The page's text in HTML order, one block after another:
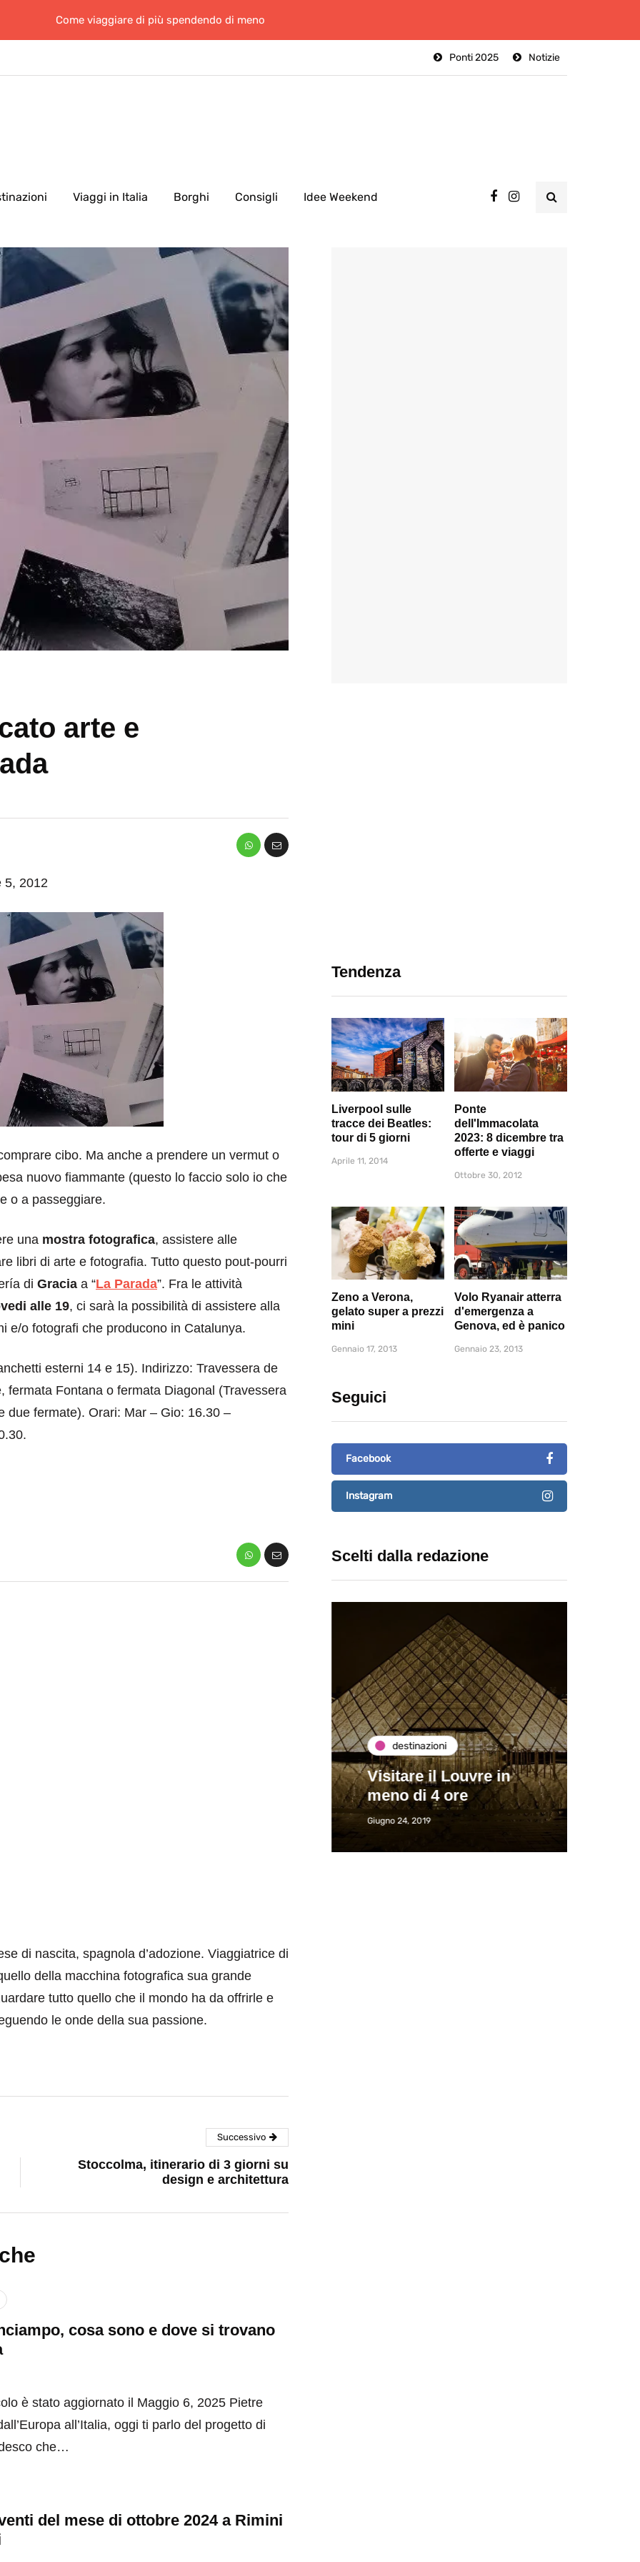
Come viaggiare di più spendendo di meno
Notizie
Ponti 2025
Viaggi in Italia Borghi Consigli Idee Weekend
arte e
5, 2012
cibo. Ma anche a prendere un vermut o
nuovo fiammante (questo lo faccio solo io che
o a passeggiare.
una mostra fotografica, assistere alle
libri di arte e fotografia. Tutto questo pout-pourri
di Gracia a “La Parada”. Fra le attività
alle 19, ci sarà la possibilità di assistere alla
e/o fotografi che producono in Catalunya.
esterni 14 e 15). Indirizzo: Travessera de
fermata Fontana o fermata Diagonal (Travessera
due fermate). Orari: Mar – Gio: 16.30 –
Tendenza
Liverpool sulle
tracce dei Beatles:
tour di 5 giorni
Aprile 11, 2014
Ponte
dell'Immacolata
2023: 8 dicembre tra
offerte e viaggi
Ottobre 30, 2012
Zeno a Verona,
gelato super a prezzi
mini
Gennaio 17, 2013
Volo Ryanair atterra
d'emergenza a
Genova, ed è panico
Gennaio 23, 2013
Seguici
Facebook
Instagram
Scelti dalla redazione
destinazioni
Visitare il Louvre in
meno di 4 ore
Giugno 24, 2019
di nascita, spagnola d’adozione. Viaggiatrice di
della macchina fotografica sua grande
tutto quello che il mondo ha da offrirle e
le onde della sua passione.
Successivo
Stoccolma, itinerario di 3 giorni su
design e architettura
cosa sono e dove si trovano
è stato aggiornato il Maggio 6, 2025 Pietre
all’Italia, oggi ti parlo del progetto di
che…
del mese di ottobre 2024 a Rimini